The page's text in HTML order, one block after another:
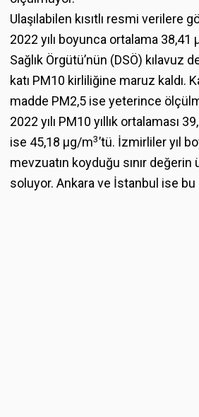
Ulaşılabilen kısıtlı resmi verilere
2022 yılı boyunca ortalama 38,41
Sağlık Örgütü’nün (DSÖ) kılavuz
katı PM10 kirliliğine maruz kaldı.
madde PM2,5 ise yeterince
2022 yılı PM10 yıllık ortalaması
ise 45,18 μg/m3’tü. İzmirliler yıl
mevzuatın koyduğu sınır
soluyor. Ankara ve İstanbul ise bu